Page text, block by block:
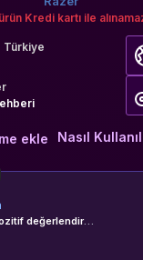
0
Kredi kartı ile
Türkiye
Nasıl
ekle
değerlendirme